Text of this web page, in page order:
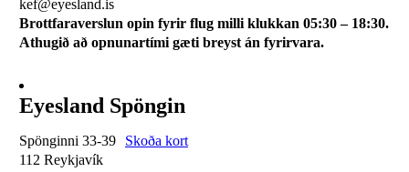
kef@eyesland.is
Brottfaraverslun opin fyrir flug milli klukkan 05:30 – 18:30.
Athugið að opnunartími gæti breyst án fyrirvara.
Eyesland Spöngin
Spönginni 33-39
Skoða kort
112 Reykjavík